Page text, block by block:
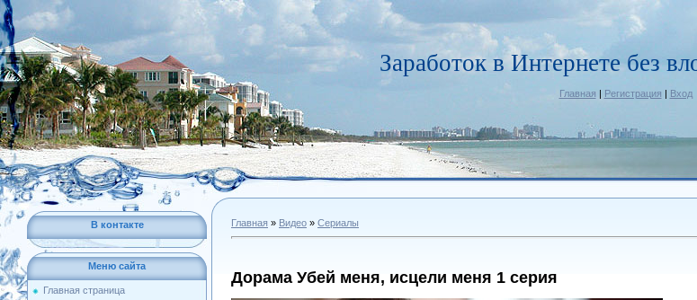
Заработок в Интернете без
Главная | Регистрация | Вход
В контакте
Меню сайта
Главная страница
Главная » Видео » Сериалы
Дорама Убей меня, исцели меня 1 серия